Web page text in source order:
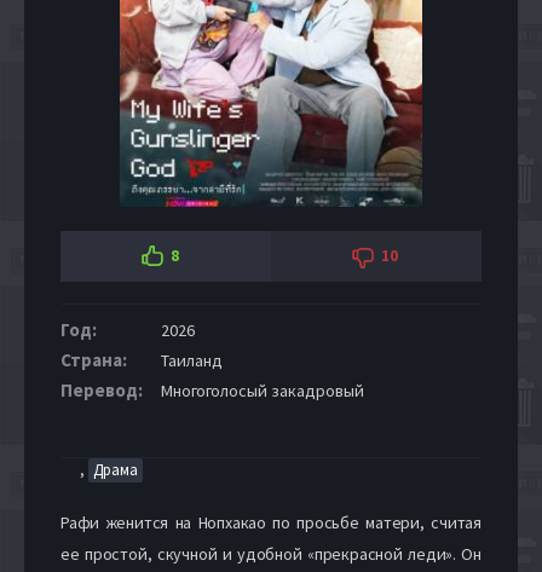
8 10
Год: 2026
Страна: Таиланд
Перевод: Многоголосый закадровый
, Драма
Рафи женится на Нопхакао по просьбе матери, считая
ее простой, скучной и удобной «прекрасной леди». Он